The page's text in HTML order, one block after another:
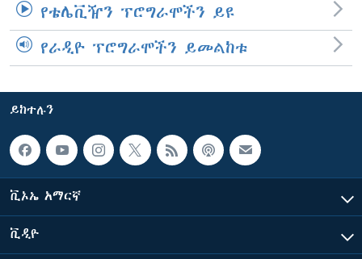
የቴሌቪዥን ፕሮግራሞችን ይዩ
የራዲዮ ፕሮግራሞችን ይመልከቱ
ይከተሉን
ቪኦኤ አማርኛ
ቪዲዮ